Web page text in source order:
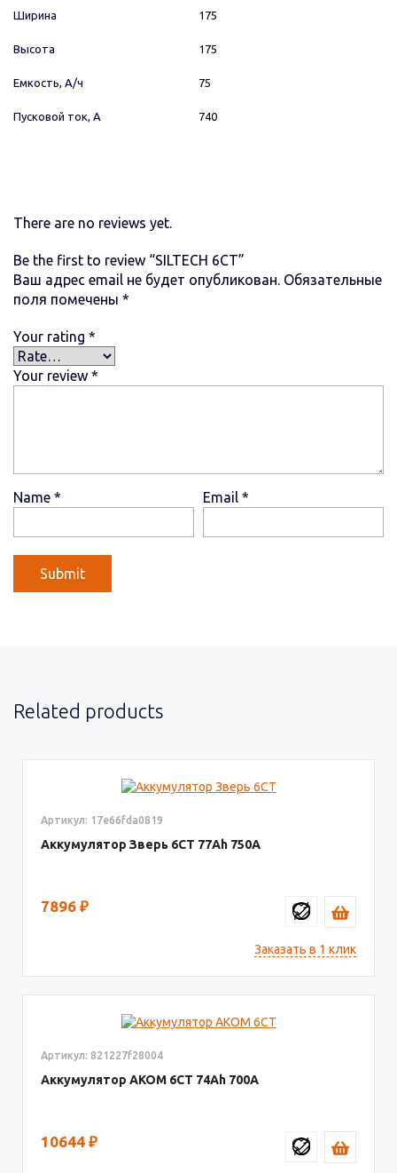
Ширина 175
Высота 175
Емкость, А/ч 75
Пусковой ток, А 740
There are no reviews yet.
Be the first to review “SILTECH 6СТ”
Ваш адрес email не будет опубликован. Обязательные
поля помечены *
Your rating *
Your review *
Name * Email *
Related products
Артикул: 17e66fda0819
Аккумулятор Зверь 6СТ 77 750
7896 ₽
Заказать в 1 клик
Артикул: 821227f28004
Аккумулятор AКОМ 6СТ 74 700
10644 ₽